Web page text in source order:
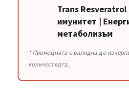
Trans
имунитет |
метаболизъм
* Промоцията е валидна до
количествата.